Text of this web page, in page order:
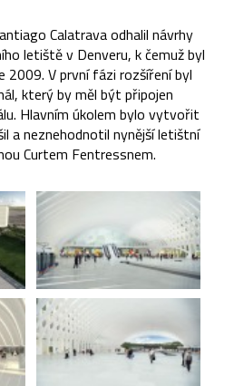
Calatrava odhalil návrhy
letiště v Denveru, k čemuž byl
2009. V první fázi rozšíření byl
který by měl být připojen
Hlavním úkolem bylo vytvořit
a neznehodnotil nynější letištní
Curtem Fentressnem.